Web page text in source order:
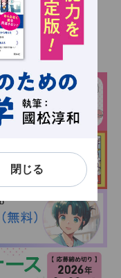
閉じる
閉じる